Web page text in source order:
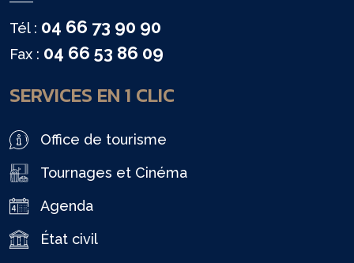
Tél : 04 66 73 90 90
Fax : 04 66 53 86 09
SERVICES EN 1 CLIC
Office de tourisme
Tournages et Cinéma
Agenda
État civil